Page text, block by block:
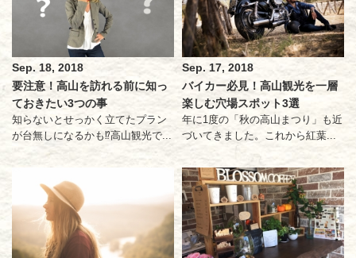
Sep. 18, 2018
要注意！高山を訪れる前に知っ
ておきたい3つの事
知らないとせっかく立てたプラン
が台無しになるかも⁉高山観光で...
Sep. 17, 2018
バイカー必見！高山観光を一層
楽しむ穴場スポット3選
年に1度の「秋の高山まつり」も近
づいてきました。これから紅葉...